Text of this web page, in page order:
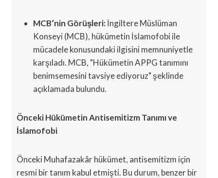
MCB’nin Görüşleri:İngiltere Müslüman
Konseyi (MCB), hükümetin İslamofobi ile
mücadele konusundaki ilgisini memnuniyetle
karşıladı. MCB, "Hükümetin APPG tanımını
benimsemesini tavsiye ediyoruz" şeklinde
açıklamada bulundu.
Önceki Hükümetin Antisemitizm Tanımı ve
İslamofobi
Önceki Muhafazakâr hükümet, antisemitizm için
resmi bir tanım kabul etmişti. Bu durum, benzer bir